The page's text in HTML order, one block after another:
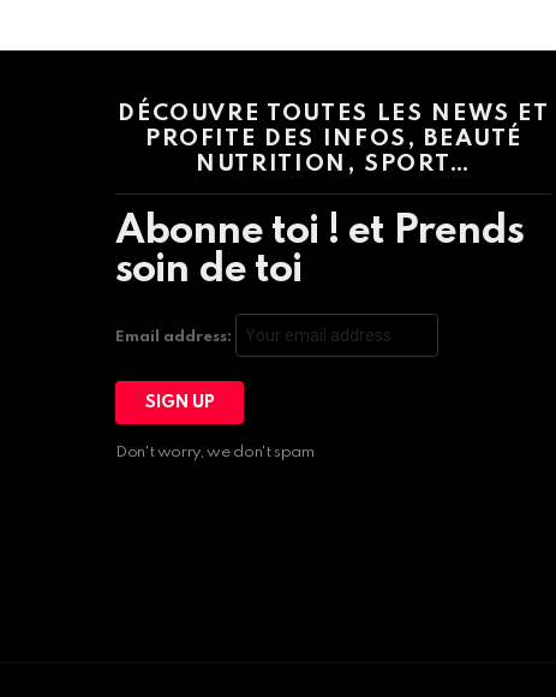
DÉCOUVRE TOUTES LES NEWS ET
PROFITE DES INFOS, BEAUTÉ
NUTRITION, SPORT…
Abonne toi ! et Prends
soin de toi
Email address:
Don't worry, we don't spam